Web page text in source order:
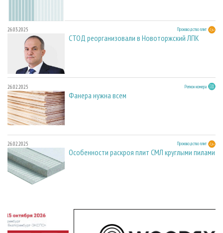
26.03.2025 Производство плит
СТОД реорганизовали в Новоторжский ЛПК
26.02.2025 Регион номера
Фанера нужна всем
26.02.2025 Производство плит
Особенности раскроя плит СМЛ круглыми пилами